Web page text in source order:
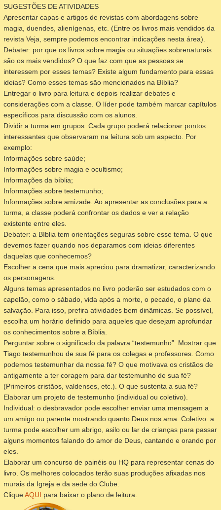
SUGESTÕES DE ATIVIDADES
Apresentar capas e artigos de revistas com abordagens sobre
magia, duendes, alienígenas, etc. (Entre os livros mais vendidos da
revista Veja, sempre podemos encontrar indicações nesta área).
Debater: por que os livros sobre magia ou situações sobrenaturais
são os mais vendidos? O que faz com que as pessoas se
interessem por esses temas? Existe algum fundamento para essas
ideias? Como esses temas são mencionados na Bíblia?
Entregar o livro para leitura e depois realizar debates e
considerações com a classe. O líder pode também marcar capítulos
específicos para discussão com os alunos.
Dividir a turma em grupos. Cada grupo poderá relacionar pontos
interessantes que observaram na leitura sob um aspecto. Por
exemplo:
Informações sobre saúde;
Informações sobre magia e ocultismo;
Informações da bíblia;
Informações sobre testemunho;
Informações sobre amizade. Ao apresentar as conclusões para a
turma, a classe poderá confrontar os dados e ver a relação
existente entre eles.
Debater: a Bíblia tem orientações seguras sobre esse tema. O que
devemos fazer quando nos deparamos com ideias diferentes
daquelas que conhecemos?
Escolher a cena que mais apreciou para dramatizar, caracterizando
os personagens.
Alguns temas apresentados no livro poderão ser estudados com o
capelão, como o sábado, vida após a morte, o pecado, o plano da
salvação. Para isso, prefira atividades bem dinâmicas. Se possível,
escolha um horário definido para aqueles que desejam aprofundar
os conhecimentos sobre a Bíblia.
Perguntar sobre o significado da palavra “testemunho”. Mostrar que
Tiago testemunhou de sua fé para os colegas e professores. Como
podemos testemunhar da nossa fé? O que motivava os cristãos de
antigamente a ter coragem para dar testemunho de sua fé?
(Primeiros cristãos, valdenses, etc.). O que sustenta a sua fé?
Elaborar um projeto de testemunho (individual ou coletivo).
Individual: o desbravador pode escolher enviar uma mensagem a
um amigo ou parente mostrando quanto Deus nos ama. Coletivo: a
turma pode escolher um abrigo, asilo ou lar de crianças para passar
alguns momentos falando do amor de Deus, cantando e orando por
eles.
Elaborar um concurso de painéis ou HQ para representar cenas do
livro. Os melhores colocados terão suas produções afixadas nos
murais da Igreja e da sede do Clube.
CliqueAQUI para baixar o plano de leitura.